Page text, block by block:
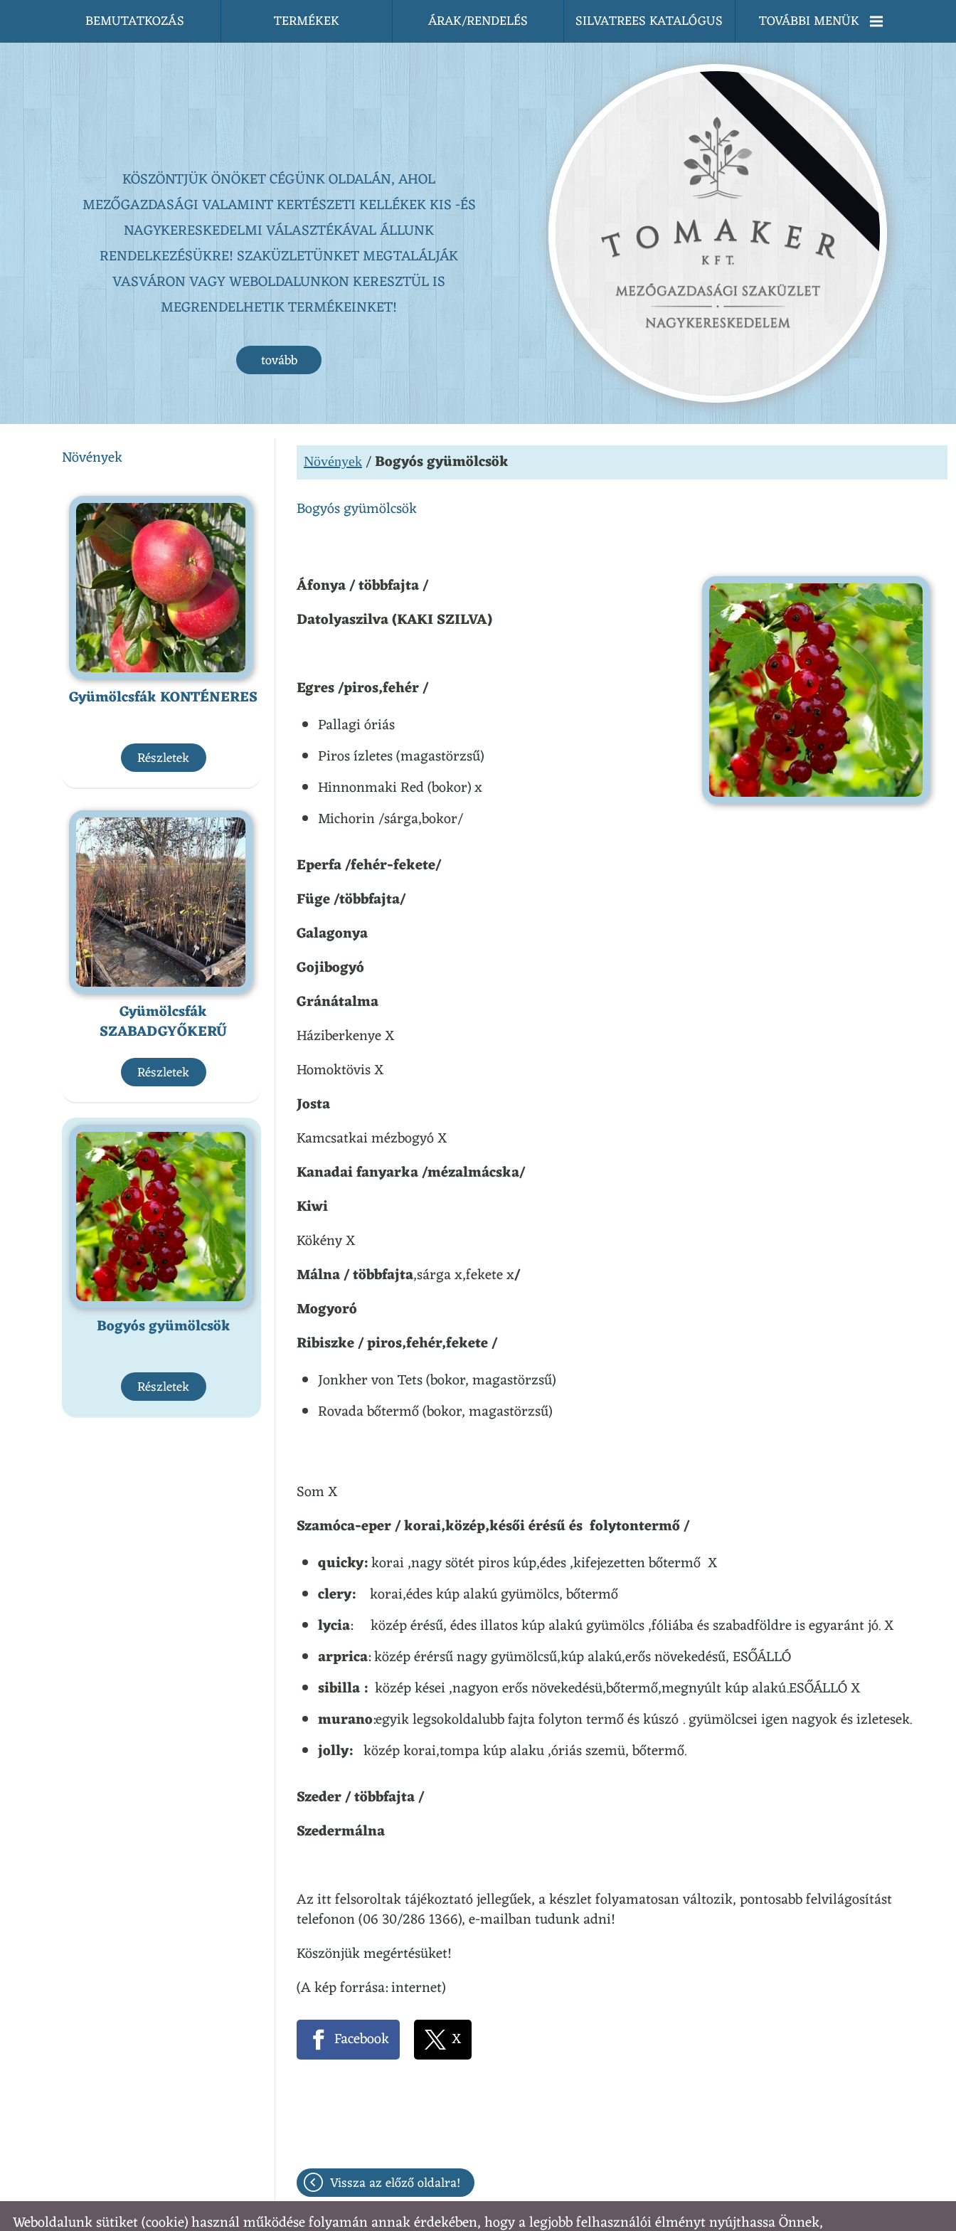
BEMUTATKOZÁS TERMÉKEK ÁRAK/RENDELÉS SILVATREES KATALÓGUS TOVÁBBI MENÜK
KÖSZÖNTJÜK ÖNÖKET CÉGÜNK OLDALÁN, AHOL
MEZŐGAZDASÁGI VALAMINT KERTÉSZETI KELLÉKEK KIS -ÉS
NAGYKERESKEDELMI VÁLASZTÉKÁVAL ÁLLUNK
RENDELKEZÉSÜKRE! SZAKÜZLETÜNKET MEGTALÁLJÁK
VASVÁRON VAGY WEBOLDALUNKON KERESZTÜL IS
MEGRENDELHETIK TERMÉKEINKET!
tovább
Növények
Gyümölcsfák KONTÉNERES
Részletek
Gyümölcsfák
SZABADGYŐKERŰ
Részletek
Bogyós gyümölcsök
Részletek
Növények /Bogyós gyümölcsök
Bogyós gyümölcsök
Áfonya / többfajta /
Datolyaszilva (KAKI SZILVA)
Egres /piros,fehér /
Pallagi óriás
Piros ízletes (magastörzsű)
Hinnonmaki Red (bokor) x
Michorin /sárga,bokor/
Eperfa /fehér-fekete/
Füge /többfajta/
Galagonya
Gojibogyó
Gránátalma
Háziberkenye X
Homoktövis X
Josta
Kamcsatkai mézbogyó X
Kanadai fanyarka /mézalmácska/
Kiwi
Kökény X
Málna / többfajta,sárga x,fekete x/
Mogyoró
Ribiszke / piros,fehér,fekete /
Jonkher von Tets (bokor, magastörzsű)
Rovada bőtermő (bokor, magastörzsű)
Som X
Szamóca-eper / korai,közép,késői érésű és folytontermő /
quicky:korai ,nagy sötét piros kúp,édes ,kifejezetten bőtermő X
clery: korai,édes kúp alakú gyümölcs, bőtermő
lycia: közép érésű, édes illatos kúp alakú gyümölcs ,fóliába és szabadföldre is egyaránt jó. X
arprica: közép érérsű nagy gyümölcsű,kúp alakú,erős növekedésű, ESŐÁLLÓ
sibilla : közép kései ,nagyon erős növekedésü,bőtermő,megnyúlt kúp alakú.ESŐÁLLÓ X
murano:egyik legsokoldalubb fajta folyton termő és kúszó . gyümölcsei igen nagyok és izletesek.
jolly: közép korai,tompa kúp alaku ,óriás szemü, bőtermő.
Szeder / többfajta /
Szedermálna
Az itt felsoroltak tájékoztató jellegűek, a készlet folyamatosan változik, pontosabb felvilágosítást
telefonon (06 30/286 1366), e-mailban tudunk adni!
Köszönjük megértésüket!
(A kép forrása: internet)
Facebook
X
Vissza az előző oldalra!
Weboldalunk sütiket (cookie) használ működése folyamán annak érdekében, hogy a legjobb felhasználói élményt nyújthassa Önnek,